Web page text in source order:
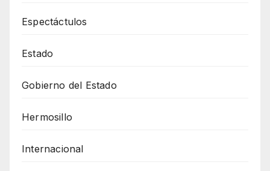
Espectáctulos
Estado
Gobierno del Estado
Hermosillo
Internacional